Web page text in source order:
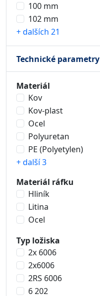
100 mm
102 mm
+ dalších 21
Technické parametry
Materiál
Kov
Kov-plast
Ocel
Polyuretan
PE (Polyetylen)
+ další 3
Materiál ráfku
Hliník
Litina
Ocel
Typ ložiska
2x 6006
2x6006
2RS 6006
6 202